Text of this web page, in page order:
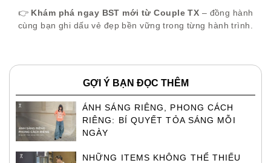
👉 Khám phá ngay BST mới từ Couple TX – đồng hành
cùng bạn ghi dấu vẻ đẹp bền vững trong từng hành trình.
GỢI Ý BẠN ĐỌC THÊM
ÁNH SÁNG RIÊNG, PHONG CÁCH
RIÊNG: BÍ QUYẾT TỎA SÁNG MỖI
NGÀY
NHỮNG ITEMS KHÔNG THỂ THIẾU